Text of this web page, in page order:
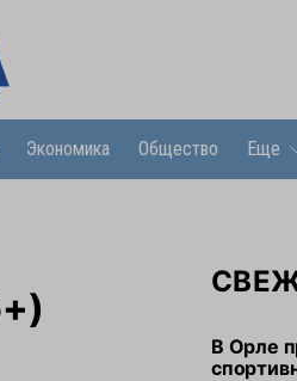
Экономика Общество Еще
В Орле